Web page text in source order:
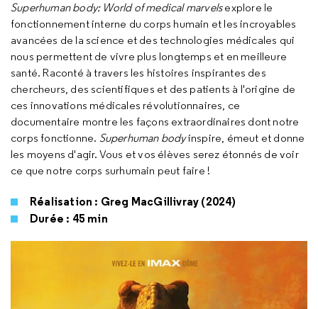
Superhuman body: World of medical marvelsexplore le
fonctionnement interne du corps humain et les incroyables
avancées de la science et des technologies médicales qui
nous permettent de vivre plus longtemps et en meilleure
santé. Raconté à travers les histoires inspirantes des
chercheurs, des scientifiques et des patients à l'origine de
ces innovations médicales révolutionnaires, ce
documentaire montre les façons extraordinaires dont notre
corps fonctionne. Superhuman bodyinspire, émeut et donne
les moyens d'agir. Vous et vos élèves serez étonnés de voir
ce que notre corps surhumain peut faire !
Réalisation : Greg MacGillivray (2024)
Durée : 45 min